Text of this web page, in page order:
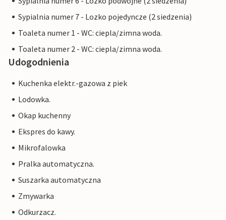
Sypialnia numer 7 - Lozko pojedyncze (2 siedzenia)
Toaleta numer 1 - WC: ciepla/zimna woda.
Toaleta numer 2 - WC: ciepla/zimna woda.
Udogodnienia
Kuchenka elektr.-gazowa z piek
Lodowka.
Okap kuchenny
Ekspres do kawy.
Mikrofalowka
Pralka automatyczna.
Suszarka automatyczna
Zmywarka
Odkurzacz.